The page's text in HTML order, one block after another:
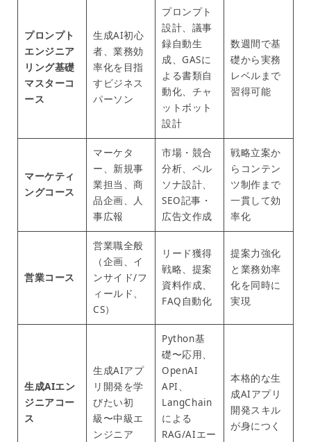
プロンプト
エンジニア
リング基礎
マスターコ
ース
生成AI初心
者、業務効
率化を目指
すビジネス
パーソン
プロンプト
設計、議事
録自動生
成、GASに
よる書類自
動化、チャ
ットボット
設計
数週間で基
礎から実務
レベルまで
習得可能
マーケティ
ングコース
マーケタ
ー、新規事
業担当、商
品企画、人
事広報
市場・競合
分析、ペル
ソナ設計、
SEO記事・
広告文作成
戦略立案か
らコンテン
ツ制作まで
一貫して効
率化
営業コース
営業職全般
（企画、イ
ンサイド/フ
ィールド、
CS）
リード獲得
戦略、提案
資料作成、
FAQ自動化
提案力強化
と業務効率
化を同時に
実現
生成AIエン
ジニアコー
ス
生成AIアプ
リ開発を学
びたい初
級〜中級エ
ンジニア
Python基
礎〜応用、
OpenAI
API、
LangChain
による
RAG/AIエー
本格的な生
成AIアプリ
開発スキル
が身につく